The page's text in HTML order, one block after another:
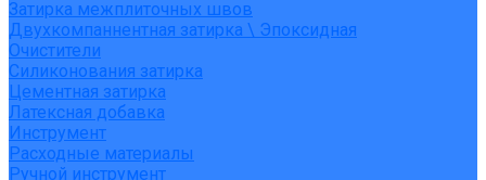
Затирка межплиточных швов
Двухкомпаннентная затирка \ Эпоксидная
Очистители
Силиконования затирка
Цементная затирка
Латексная добавка
Инструмент
Расходные материалы
Ручной инструмент